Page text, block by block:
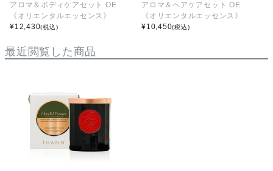
アロマ＆ボディケアセット OE
《オリエンタルエッセンス》
¥12,430(税込)
アロマ＆ヘアケアセット OE
《オリエンタルエッセンス》
¥10,450(税込)
最近閲覧した商品